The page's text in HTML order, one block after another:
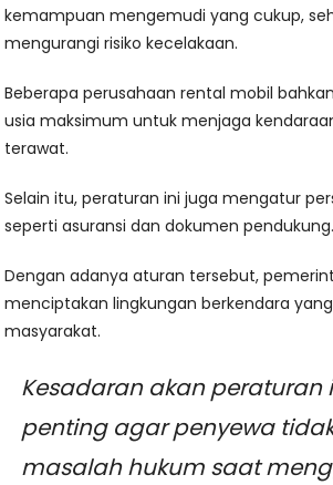
kemampuan mengemudi yang cukup,
mengurangi risiko kecelakaan.
Beberapa perusahaan rental mobil
usia maksimum untuk menjaga
terawat.
Selain itu, peraturan ini juga mengatur
seperti asuransi dan dokumen pendukung.
Dengan adanya aturan tersebut,
menciptakan lingkungan berkendara
masyarakat.
Kesadaran akan peraturan
penting agar penyewa
masalah hukum saat